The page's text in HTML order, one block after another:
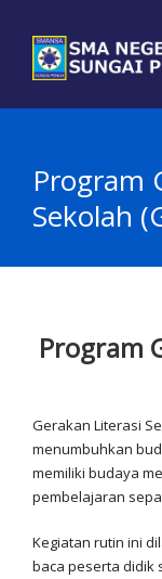
Program
Sekolah
Program
Gerakan Literasi
menumbuhkan
memiliki budaya
pembelajaran
Kegiatan rutin ini
baca peserta didik